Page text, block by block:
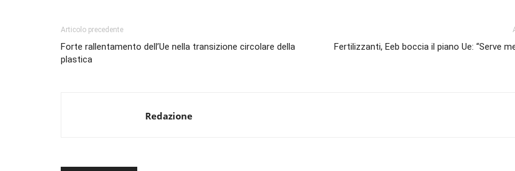
Articolo precedente
Forte rallentamento dell’Ue nella transizione circolare della
plastica
Fertilizzanti, Eeb boccia il piano Ue: “Serve
Redazione